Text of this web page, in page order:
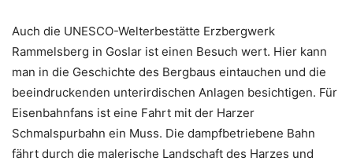
Auch die UNESCO-Welterbestätte Erzbergwerk
Rammelsberg in Goslar ist einen Besuch wert. Hier kann
man in die Geschichte des Bergbaus eintauchen und die
beeindruckenden unterirdischen Anlagen besichtigen. Für
Eisenbahnfans ist eine Fahrt mit der Harzer
Schmalspurbahn ein Muss. Die dampfbetriebene Bahn
fährt durch die malerische Landschaft des Harzes und